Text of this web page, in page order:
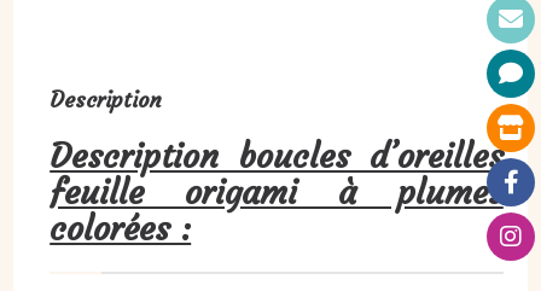
Description
Description boucles d’oreilles
feuille origami à plumes
colorées :